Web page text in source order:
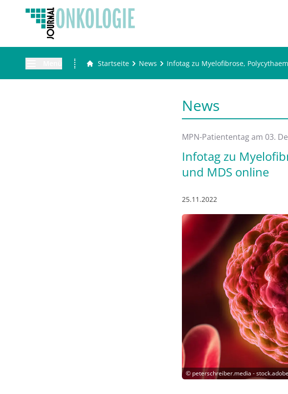
Startseite News Infotag zu Myelofibrose,
News
MPN-Patiententag am 03.
Infotag zu
und MDS online
25.11.2022
© peterschreiber.media -